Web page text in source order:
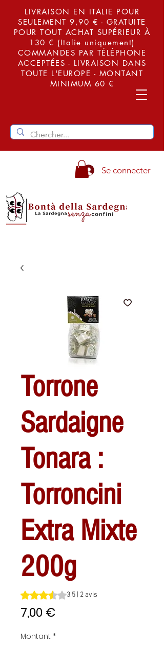
LIVRAISON EN ITALIE POUR
SEULEMENT 9,90 € - GRATUITE
POUR TOUT ACHAT SUPÉRIEUR À
130 € (Italie uniquement)
COMMANDES PAR TÉLÉPHONE
ACCEPTÉES - LIVRAISON DANS
TOUTE L'EUROPE - MONTANT
MINIMUM 60 €
Se connecter
Torrone
Sardaigne
Tonara :
Torroncini
Extra Mixte
200g
La note est de 3.5 sur cinq étoiles selon
3.5 | 2 avis
7,00 €
Montant *